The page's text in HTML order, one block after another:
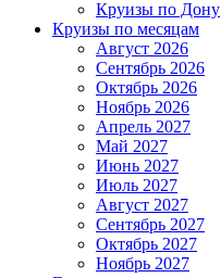
Круизы по Дону
Круизы по месяцам
Август 2026
Сентябрь 2026
Октябрь 2026
Ноябрь 2026
Апрель 2027
Май 2027
Июнь 2027
Июль 2027
Август 2027
Сентябрь 2027
Октябрь 2027
Ноябрь 2027